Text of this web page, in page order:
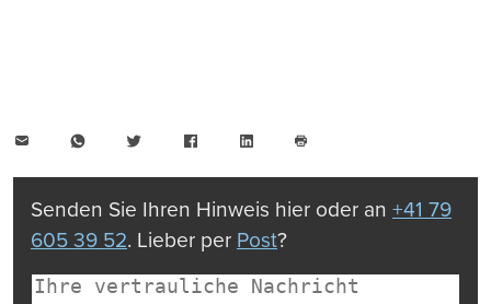
WhatsAppTwitter FacebookLinkedIn
drucken
Senden Sie Ihren Hinweis hier oder an +41 79
605 39 52. Lieber per Post?